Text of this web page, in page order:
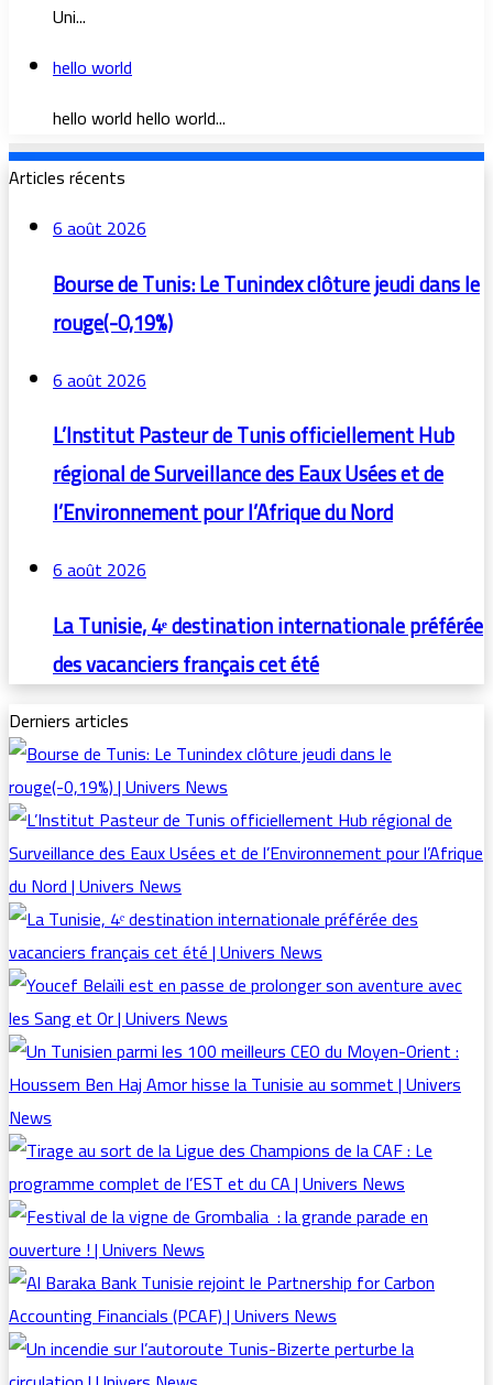
Uni...
hello world
hello world hello world...
Articles récents
6 août 2026
Bourse de Tunis: Le Tunindex clôture jeudi dans le
rouge(-0,19%)
6 août 2026
L’Institut Pasteur de Tunis officiellement Hub
régional de Surveillance des Eaux Usées et de
l’Environnement pour l’Afrique du Nord
6 août 2026
La Tunisie, 4ᵉ destination internationale préférée
des vacanciers français cet été
Derniers articles